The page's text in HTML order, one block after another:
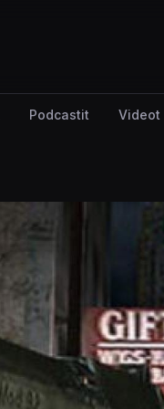
Podcastit Videot